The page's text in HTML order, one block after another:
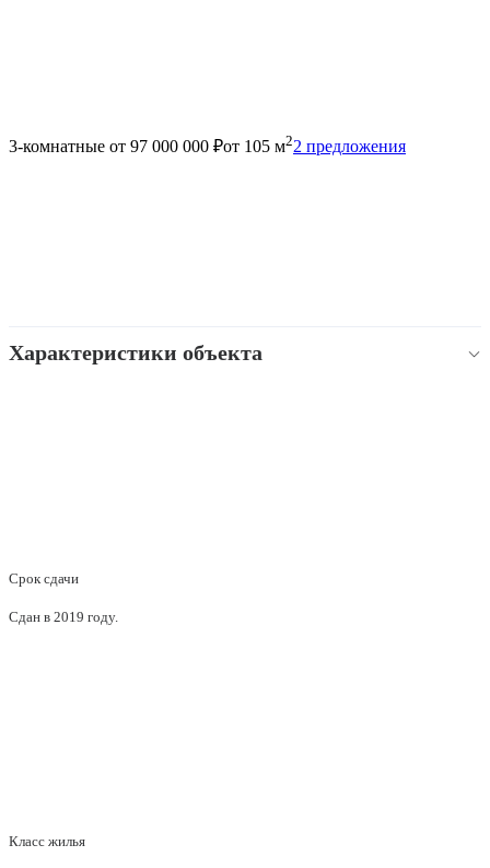
3-комнатные от 97 000 000 ₽от 105 м22 предложения
Характеристики объекта
Срок сдачи
Сдан в 2019 году.
Класс жилья